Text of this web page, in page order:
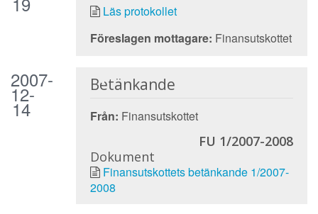
Läs protokollet
Föreslagen mottagare: Finansutskottet
2007-
12-
14
Betänkande
Från: Finansutskottet
FU 1/2007-2008
Dokument
Finansutskottets betänkande 1/2007-
2008